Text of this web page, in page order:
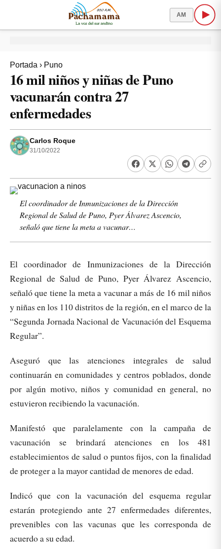
AM
Portada › Puno
16 mil niños y niñas de Puno
vacunarán contra 27
enfermedades
Carlos Roque
31/10/2022
El coordinador de Inmunizaciones de la Dirección
Regional de Salud de Puno, Pyer Álvarez Ascencio,
señaló que tiene la meta a vacunar…
El coordinador de Inmunizaciones de la Dirección
Regional de Salud de Puno, Pyer Álvarez Ascencio,
señaló que tiene la meta a vacunar a más de 16 mil niños
y niñas en los 110 distritos de la región, en el marco de la
“Segunda Jornada Nacional de Vacunación del Esquema
Regular”.
Aseguró que las atenciones integrales de salud
continuarán en comunidades y centros poblados, donde
por algún motivo, niños y comunidad en general, no
estuvieron recibiendo la vacunación.
Manifestó que paralelamente con la campaña de
vacunación se brindará atenciones en los 481
establecimientos de salud o puntos fijos, con la finalidad
de proteger a la mayor cantidad de menores de edad.
Indicó que con la vacunación del esquema regular
estarán protegiendo ante 27 enfermedades diferentes,
prevenibles con las vacunas que les corresponda de
acuerdo a su edad.